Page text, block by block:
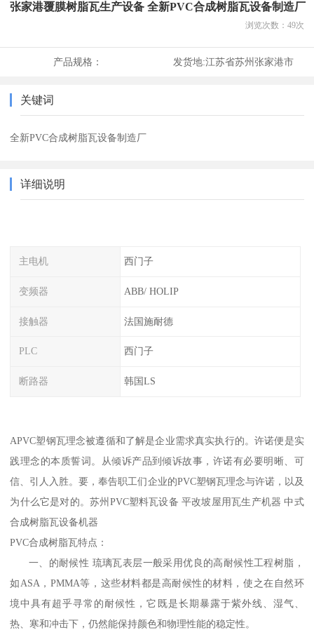
张家港覆膜树脂瓦生产设备 全新PVC合成树脂瓦设备制造厂
浏览次数： 49次
产品规格： 发货地:江苏省苏州张家港市
关键词
全新PVC合成树脂瓦设备制造厂
详细说明
主电机 西门子
变频器 ABB/ HOLIP
接触器 法国施耐德
PLC 西门子
断路器 韩国LS
APVC塑钢瓦理念被遵循和了解是企业需求真实执行的。许诺便是实
践理念的本质誓词。从倾诉产品到倾诉故事，许诺有必要明晰、可
信、引人入胜。要，奉告职工们企业的PVC塑钢瓦理念与许诺，以及
为什么它是对的。苏州PVC塑料瓦设备 平改坡屋用瓦生产机器 中式
合成树脂瓦设备机器
PVC合成树脂瓦特点：
一、的耐候性 琉璃瓦表层一般采用优良的高耐候性工程树脂，
如ASA，PMMA等，这些材料都是高耐候性的材料，使之在自然环
境中具有超乎寻常的耐候性，它既是长期暴露于紫外线、湿气、
热、寒和冲击下，仍然能保持颜色和物理性能的稳定性。